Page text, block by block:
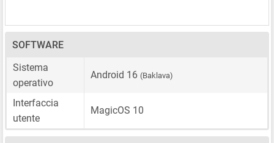
SOFTWARE
Sistema
operativo
Android 16 (Baklava)
Interfaccia
utente
MagicOS 10